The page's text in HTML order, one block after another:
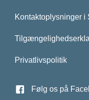
Kontaktoplysninger i
Privatlivspolitik
Følg os på